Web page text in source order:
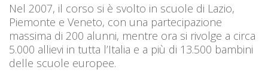
Nel 2007, il corso si è svolto in scuole di Lazio,
Piemonte e Veneto, con una partecipazione
massima di 200 alunni, mentre ora si rivolge a circa
5.000 allievi in tutta l’Italia e a più di 13.500 bambini
delle scuole europee.